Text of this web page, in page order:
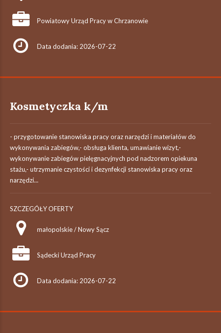
Powiatowy Urząd Pracy w Chrzanowie
Data dodania: 2026-07-22
Kosmetyczka k/m
- przygotowanie stanowiska pracy oraz narzędzi i materiałów do
wykonywania zabiegów,- obsługa klienta, umawianie wizyt,-
wykonywanie zabiegów pielęgnacyjnych pod nadzorem opiekuna
stażu,- utrzymanie czystości i dezynfekcji stanowiska pracy oraz
narzędzi...
SZCZEGÓŁY OFERTY
małopolskie / Nowy Sącz
Sądecki Urząd Pracy
Data dodania: 2026-07-22